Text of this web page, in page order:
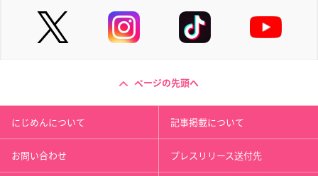
ページの先頭へ
にじめんについて 記事掲載について
お問い合わせ プレスリリース送付先